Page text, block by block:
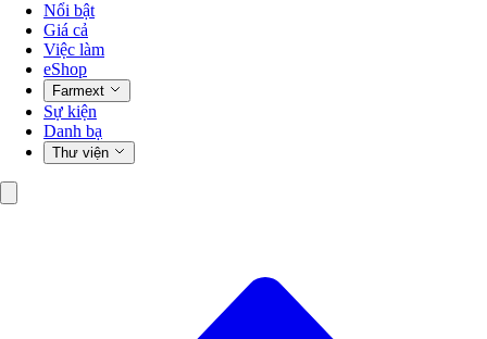
Nổi bật
Giá cả
Việc làm
eShop
Farmext
Sự kiện
Danh bạ
Thư viện